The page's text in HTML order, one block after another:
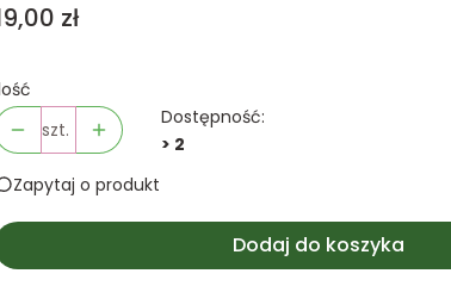
zł
szt.
Dostępność:
> 2
Zapytaj o produkt
Dodaj do koszyka